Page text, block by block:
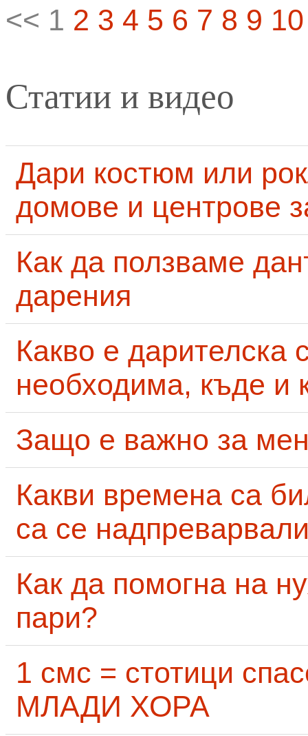
<< 1 2 3 4 5 6 7 8 9 10
Статии и видео
Дари костюм или
домове и центрове
Как да ползваме
дарения
Какво е дарителска
необходима, къде и
Защо е важно за
Какви времена са
са се
Как да помогна на
пари?
1 смс = стотици
МЛАДИ ХОРА